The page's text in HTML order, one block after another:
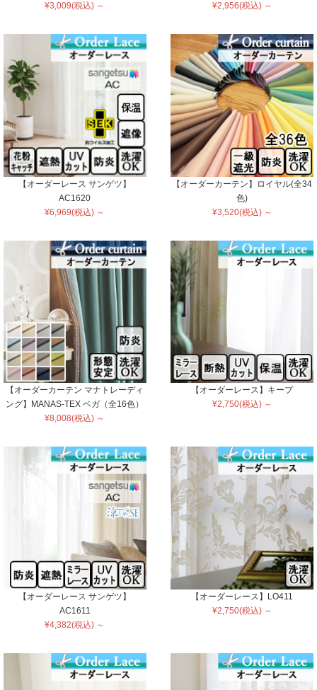
¥3,009(税込) ～
¥2,956(税込) ～
【オーダーレース サンゲツ】
AC1620
¥6,969(税込) ～
【オーダーカーテン】ロイヤル(全34
色)
¥3,520(税込) ～
【オーダーカーテン マナトレーディ
ング】MANAS-TEX ベガ（全16色）
¥8,008(税込) ～
【オーダーレース】キープ
¥2,750(税込) ～
【オーダーレース サンゲツ】
AC1611
¥4,382(税込) ～
【オーダーレース】LO411
¥2,750(税込) ～